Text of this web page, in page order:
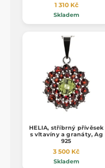
1 310 Kč
Skladem
HELIA, stříbrný přívěsek
s vltavíny a granáty, Ag
925
3 500 Kč
Skladem